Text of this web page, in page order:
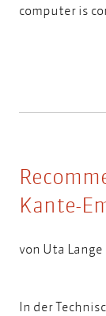
computer is
Kante-
von Uta Lange
In der